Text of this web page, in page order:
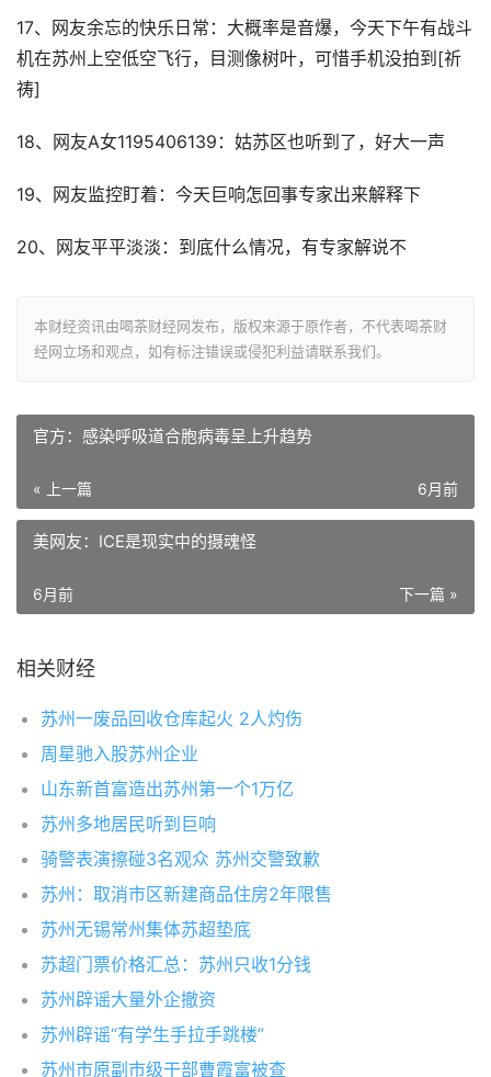
17、网友余忘的快乐日常：大概率是音爆，今天下午有战斗
机在苏州上空低空飞行，目测像树叶，可惜手机没拍到[祈
祷]
18、网友A女1195406139：姑苏区也听到了，好大一声
19、网友监控盯着：今天巨响怎回事专家出来解释下
20、网友平平淡淡：到底什么情况，有专家解说不
本财经资讯由喝茶财经网发布，版权来源于原作者，不代表喝茶财
经网立场和观点，如有标注错误或侵犯利益请联系我们。
官方：感染呼吸道合胞病毒呈上升趋势
« 上一篇 6月前
美网友：ICE是现实中的摄魂怪
下一篇 »
6月前
相关财经
苏州一废品回收仓库起火 2人灼伤
周星驰入股苏州企业
山东新首富造出苏州第一个1万亿
苏州多地居民听到巨响
骑警表演擦碰3名观众 苏州交警致歉
苏州：取消市区新建商品住房2年限售
苏州无锡常州集体苏超垫底
苏超门票价格汇总：苏州只收1分钱
苏州辟谣大量外企撤资
苏州辟谣“有学生手拉手跳楼”
苏州市原副市级干部曹霞富被查